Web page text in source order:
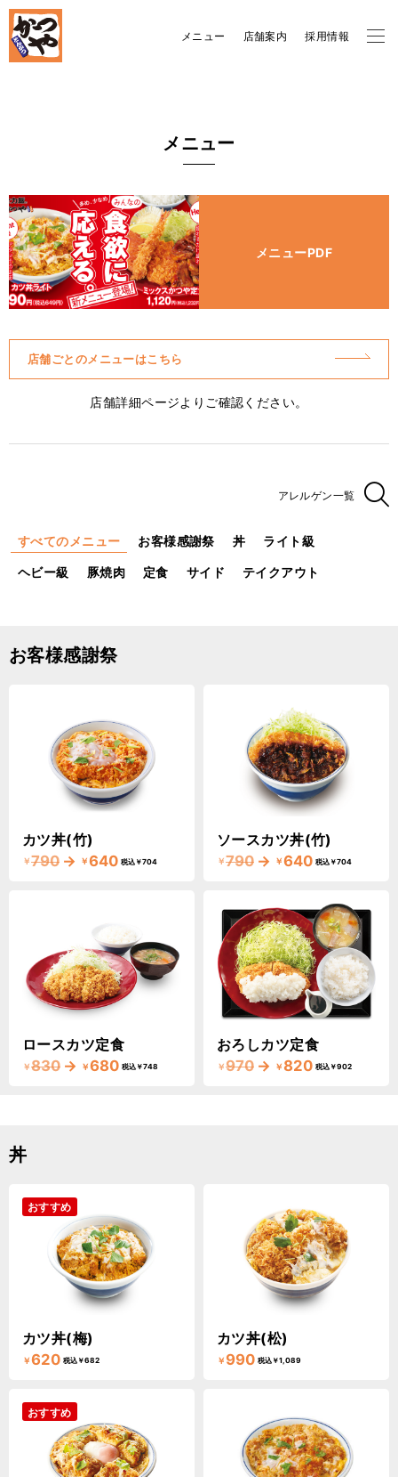
メニュー 店舗案内 採用情報
メニュー
メニューPDF
店舗ごとのメニューはこちら
店舗詳細ページよりご確認ください。
アレルゲン一覧
すべてのメニュー お客様感謝祭 丼 ライト級
ヘビー級 豚焼肉 定食 サイド テイクアウト
お客様感謝祭
カツ丼(竹)
￥790 → ￥640 税込￥704
ソースカツ丼(竹)
￥790 → ￥640 税込￥704
ロースカツ定食
￥830 → ￥680 税込￥748
おろしカツ定食
￥970 → ￥820 税込￥902
丼
おすすめ
カツ丼(梅)
￥620 税込￥682
カツ丼(松)
￥ 990 税込￥1,089
おすすめ